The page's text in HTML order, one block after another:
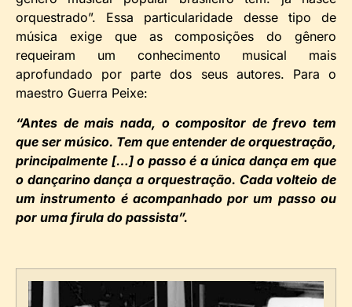
orquestrado”. Essa particularidade desse tipo de
música exige que as composições do gênero
requeiram um conhecimento musical mais
aprofundado por parte dos seus autores. Para o
maestro Guerra Peixe:
“Antes de mais nada, o compositor de frevo tem
que ser músico. Tem que entender de orquestração,
principalmente […] o passo é a única dança em que
o dançarino dança a orquestração. Cada volteio de
um instrumento é acompanhado por um passo ou
por uma firula do passista”.